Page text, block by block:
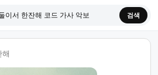
검색
해